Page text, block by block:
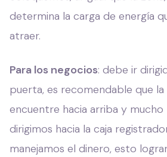
determina la carga de energía
atraer.
Para los negocios: debe ir
puerta, es recomendable que
encuentre hacia arriba y mucho
dirigimos hacia la caja
manejamos el dinero, esto